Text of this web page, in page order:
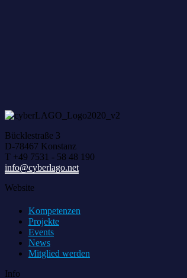
Bücklestraße 3
D-78467 Konstanz
T +49 7531 - 58 48 190
info@cyberlago.net
Website
Kompetenzen
Projekte
Events
News
Mitglied werden
Info